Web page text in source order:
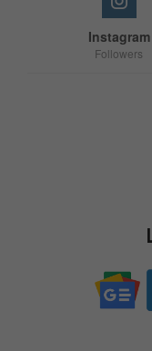
Instagram
Followers